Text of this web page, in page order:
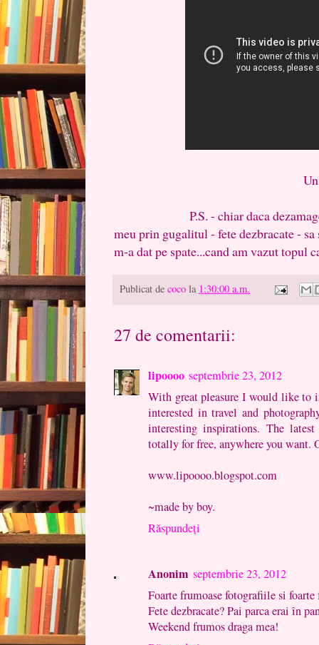
Un weekend
P.S. - chiar daca dezamagesc
meu prin gugalitul - fete dezbracate -
m-a dat pe spate...cand am vazut topul
Publicat de coco la 1:30:00 a.m.
27 de comentarii:
lipoooo septembrie 23, 2012
With great pleasure I would like
interested in travel and
interesting inspirations. The
totally for free, anywhere you
www.lipoooo.blogspot.com
~made by boy.
Răspundeți
Anonim septembrie 23, 2012
Foarte frumoase fotografiile si foarte
Fete dezbracate? Pai parca erai în
Weekend frumos draga mea!